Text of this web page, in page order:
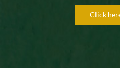
Click